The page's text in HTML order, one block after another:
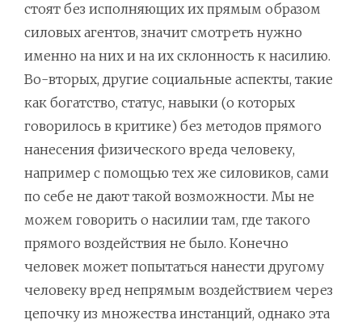
стоят без исполняющих их прямым образом
силовых агентов, значит смотреть нужно
именно на них и на их склонность к насилию.
Во-вторых, другие социальные аспекты, такие
как богатство, статус, навыки (о которых
говорилось в критике) без методов прямого
нанесения физического вреда человеку,
например с помощью тех же силовиков, сами
по себе не дают такой возможности. Мы не
можем говорить о насилии там, где такого
прямого воздействия не было. Конечно
человек может попытаться нанести другому
человеку вред непрямым воздействием через
цепочку из множества инстанций, однако эта